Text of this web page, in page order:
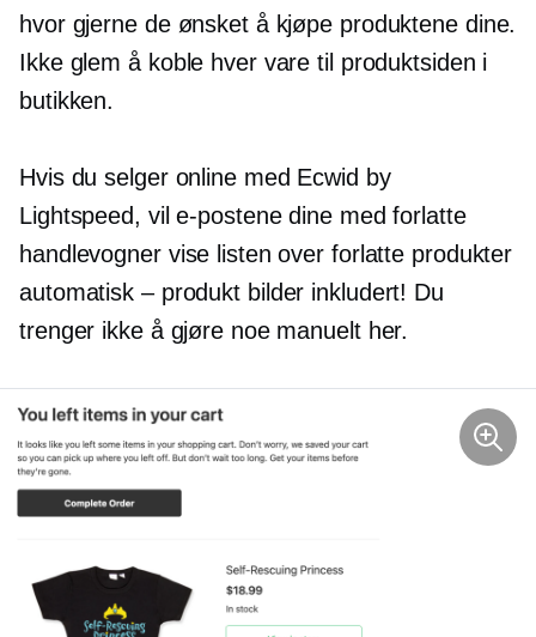
hvor gjerne de ønsket å kjøpe produktene dine.
Ikke glem å koble hver vare til produktsiden i
butikken.
Hvis du selger online med Ecwid by
Lightspeed, vil e-postene dine med forlatte
handlevogner vise listen over forlatte produkter
automatisk – produkt bilder inkludert! Du
trenger ikke å gjøre noe manuelt her.